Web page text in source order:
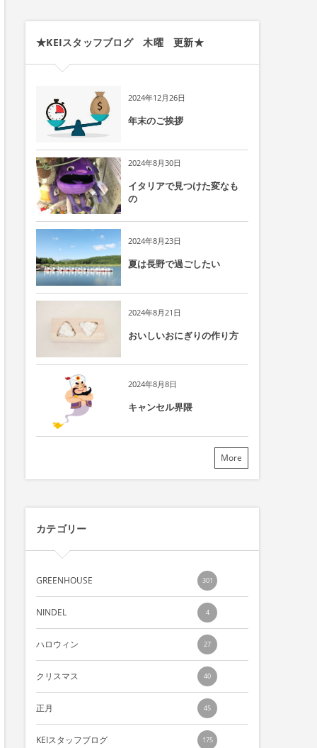
★KEIスタッフブログ 木曜 更新★
2024年12月26日
年末のご挨拶
2024年8月30日
イタリアで見つけた変なも
の
2024年8月23日
夏は長野で過ごしたい
2024年8月21日
おいしいおにぎりの作り方
2024年8月8日
キャンセル界隈
More
カテゴリー
GREENHOUSE 301
NINDEL 4
ハロウィン 27
クリスマス 40
正月 45
KEIスタッフブログ 175